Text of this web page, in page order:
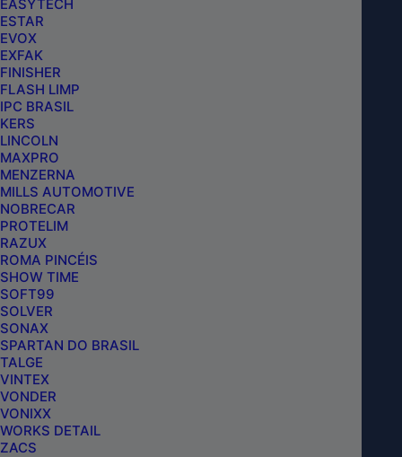
EASYTECH
ESTAR
EVOX
EXFAK
FINISHER
FLASH LIMP
IPC BRASIL
KERS
LINCOLN
MAXPRO
MENZERNA
MILLS AUTOMOTIVE
NOBRECAR
PROTELIM
RAZUX
ROMA PINCÉIS
SHOW TIME
SOFT99
SOLVER
SONAX
SPARTAN DO BRASIL
TALGE
VINTEX
VONDER
VONIXX
WORKS DETAIL
ZACS